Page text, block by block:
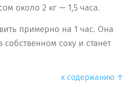
около 2 кг — 1,5 часа.
примерно на 1 час. Она
соку и станет
к содержанию ↑